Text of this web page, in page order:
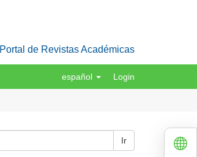
Portal de Revistas Académicas
español Login
Ir